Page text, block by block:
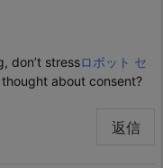
don’t stressロボット セ
about consent?
返信